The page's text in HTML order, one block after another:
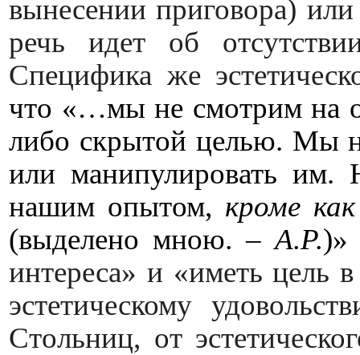
вынесении приговора)
речь идет об
Специфика же
что «…мы не смотрим на
либо скрытой целью. Мы
или манипулировать им.
нашим опытом, кроме
(выделено мною. –А.Р.)»
интереса» и «иметь цель
эстетическому
Стольниц, от